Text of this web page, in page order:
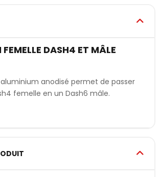
DASH4 ET MÂLE
anodisé permet de passer
femelle en un Dash6 mâle.